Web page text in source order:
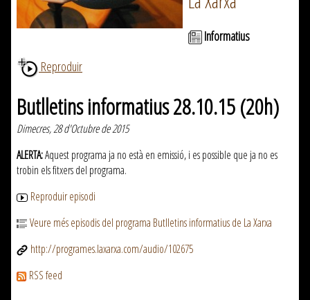
Informatius
Reproduir
Butlletins informatius 28.10.15 (20h)
Dimecres, 28 d'Octubre de 2015
ALERTA:Aquest programa ja no està en emissió, i es possible que ja no es
trobin els fitxers del programa.
Reproduir episodi
Veure més episodis del programa Butlletins informatius de La Xarxa
http://programes.laxarxa.com/audio/102675
RSS feed